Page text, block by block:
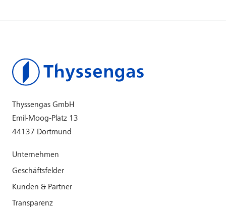
Thyssengas GmbH
Emil-Moog-Platz 13
44137 Dortmund
Unternehmen
Geschäftsfelder
Kunden & Partner
Transparenz